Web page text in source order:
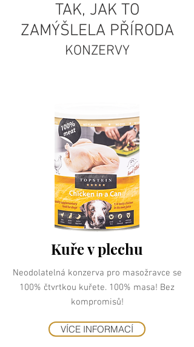
TAK, JAK TO
ZAMÝŠLELA PŘÍRODA
KONZERVY
Kuře v plechu
Neodolatelná konzerva pro masožravce se
100% čtvrtkou kuřete. 100% masa! Bez
kompromisů!
VÍCE INFORMACÍ